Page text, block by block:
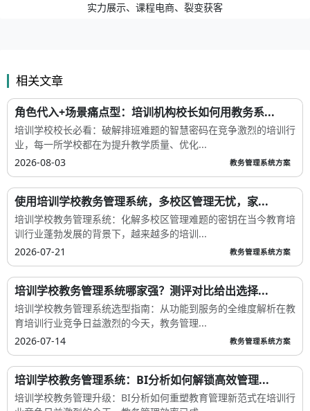
实力展示、课程电商、裂变获客
相关文章
角色代入+场景痛点型：培训机构校长如何用教务系...
培训学校校长必看：破解排班难题的智慧密码在竞争激烈的培训行
业，每一所学校都在为提升教学质量、优化...
2026-08-03
教务管理系统方案
使用培训学校教务管理系统，多校区管理无忧，家...
培训学校教务管理系统：化解多校区管理难题的密钥在当今教育培
训行业蓬勃发展的背景下，越来越多的培训...
2026-07-21
教务管理系统方案
培训学校教务管理系统哪家强？测评对比给出选择...
培训学校教务管理系统选型指南：从功能到服务的全维度解析在教
育培训行业竞争日益激烈的今天，教务管理...
2026-07-14
教务管理系统方案
培训学校教务管理系统：BI分析如何解锁高效管理...
培训学校教务管理升级：BI分析如何重塑教育管理新范式在培训行